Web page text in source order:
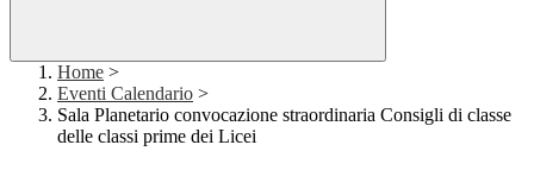
Home >
Eventi Calendario >
Sala Planetario convocazione straordinaria Consigli di classe
delle classi prime dei Licei